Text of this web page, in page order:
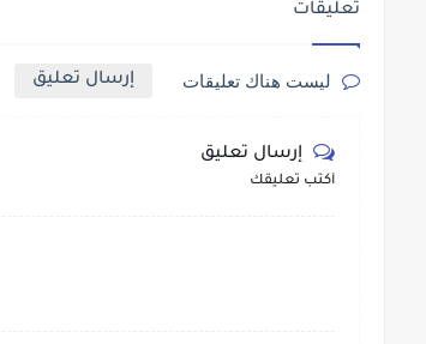
تعليقات
ليست هناك تعليقات إرسال تعليق
إرسال تعليق
أكتب تعليقك